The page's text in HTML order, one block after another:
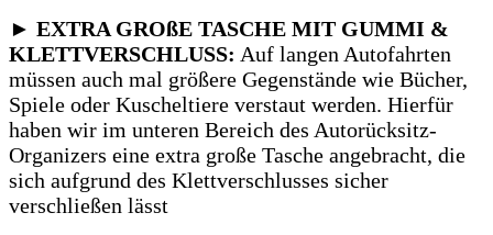
► EXTRA GROßE TASCHE MIT GUMMI &
KLETTVERSCHLUSS: Auf langen Autofahrten
müssen auch mal größere Gegenstände wie Bücher,
Spiele oder Kuscheltiere verstaut werden. Hierfür
haben wir im unteren Bereich des Autorücksitz-
Organizers eine extra große Tasche angebracht, die
sich aufgrund des Klettverschlusses sicher
verschließen lässt